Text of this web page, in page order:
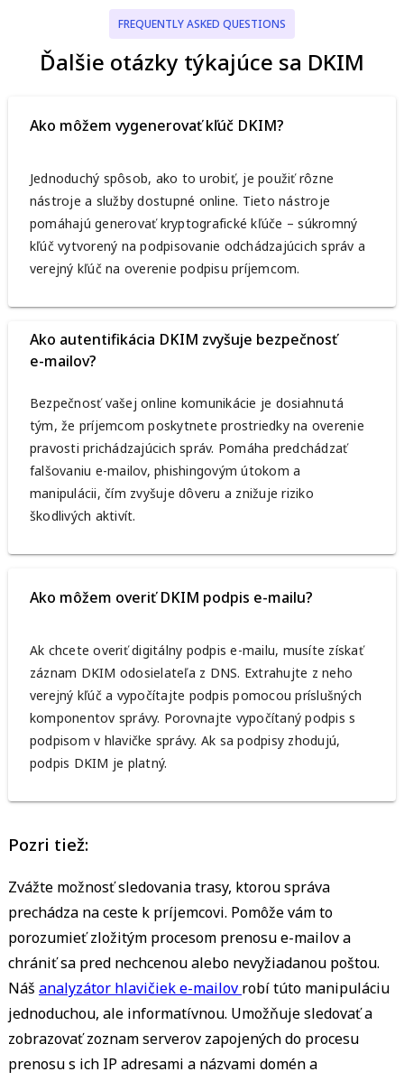
FREQUENTLY ASKED QUESTIONS
Ďalšie otázky týkajúce sa DKIM
Ako môžem vygenerovať kľúč DKIM?
Jednoduchý spôsob, ako to urobiť, je použiť rôzne
nástroje a služby dostupné online. Tieto nástroje
pomáhajú generovať kryptografické kľúče – súkromný
kľúč vytvorený na podpisovanie odchádzajúcich správ a
verejný kľúč na overenie podpisu príjemcom.
Ako autentifikácia DKIM zvyšuje bezpečnosť
e-mailov?
Bezpečnosť vašej online komunikácie je dosiahnutá
tým, že príjemcom poskytnete prostriedky na overenie
pravosti prichádzajúcich správ. Pomáha predchádzať
falšovaniu e-mailov, phishingovým útokom a
manipulácii, čím zvyšuje dôveru a znižuje riziko
škodlivých aktivít.
Ako môžem overiť DKIM podpis e-mailu?
Ak chcete overiť digitálny podpis e-mailu, musíte získať
záznam DKIM odosielateľa z DNS. Extrahujte z neho
verejný kľúč a vypočítajte podpis pomocou príslušných
komponentov správy. Porovnajte vypočítaný podpis s
podpisom v hlavičke správy. Ak sa podpisy zhodujú,
podpis DKIM je platný.
Pozri tiež:
Zvážte možnosť sledovania trasy, ktorou správa
prechádza na ceste k príjemcovi. Pomôže vám to
porozumieť zložitým procesom prenosu e-mailov a
chrániť sa pred nechcenou alebo nevyžiadanou poštou.
Náš analyzátor hlavičiek e-mailov robí túto manipuláciu
jednoduchou, ale informatívnou. Umožňuje sledovať a
zobrazovať zoznam serverov zapojených do procesu
prenosu s ich IP adresami a názvami domén a